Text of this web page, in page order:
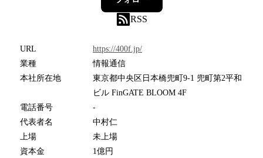
RSS
URL
https://400f.jp/
業種
情報通信
本社所在地
東京都中央区日本橋兜町9-1 兜町第2平和
ビル FinGATE BLOOM 4F
電話番号
-
代表者名
中村仁
上場
未上場
資本金
1億円